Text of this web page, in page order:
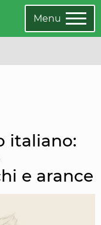
Menu
italiano:
e arance